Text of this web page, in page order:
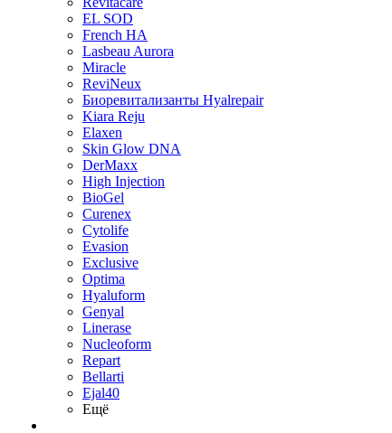
EL SOD
French HA
Lasbeau Aurora
Miracle
ReviNeux
Биоревитализанты Hyalrepair
Kiara Reju
Elaxen
Skin Glow DNA
DerMaxx
High Injection
BioGel
Curenex
Cytolife
Evasion
Exclusive
Optima
Hyaluform
Genyal
Linerase
Nucleoform
Repart
Bellarti
Ejal40
Ещё